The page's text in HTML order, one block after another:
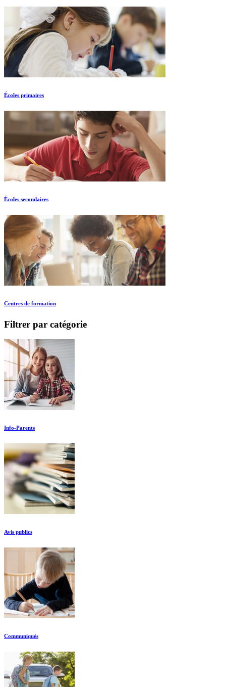
Écoles primaires
Écoles secondaires
Centres de formation
Filtrer par catégorie
Info-Parents
Avis publics
Communiqués